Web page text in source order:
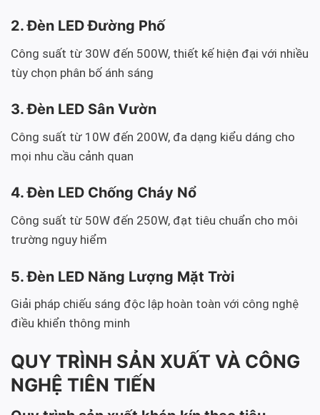
2. Đèn LED Đường Phố
Công suất từ 30W đến 500W, thiết kế hiện đại với nhiều
tùy chọn phân bố ánh sáng
3. Đèn LED Sân Vườn
Công suất từ 10W đến 200W, đa dạng kiểu dáng cho
mọi nhu cầu cảnh quan
4. Đèn LED Chống Cháy Nổ
Công suất từ 50W đến 250W, đạt tiêu chuẩn cho môi
trường nguy hiểm
5. Đèn LED Năng Lượng Mặt Trời
Giải pháp chiếu sáng độc lập hoàn toàn với công nghệ
điều khiển thông minh
QUY TRÌNH SẢN XUẤT VÀ CÔNG
NGHỆ TIÊN TIẾN